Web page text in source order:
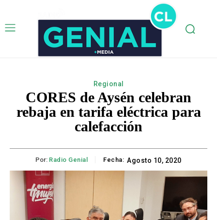
Regional
CORES de Aysén celebran
rebaja en tarifa eléctrica para
calefacción
Por: Radio Genial Fecha: Agosto 10, 2020